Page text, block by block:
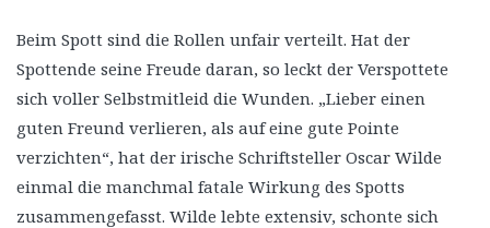
Beim Spott sind die Rollen unfair verteilt. Hat der
Spottende seine Freude daran, so leckt der Verspottete
sich voller Selbstmitleid die Wunden. „Lieber einen
guten Freund verlieren, als auf eine gute Pointe
verzichten“, hat der irische Schriftsteller Oscar Wilde
einmal die manchmal fatale Wirkung des Spotts
zusammengefasst. Wilde lebte extensiv, schonte sich